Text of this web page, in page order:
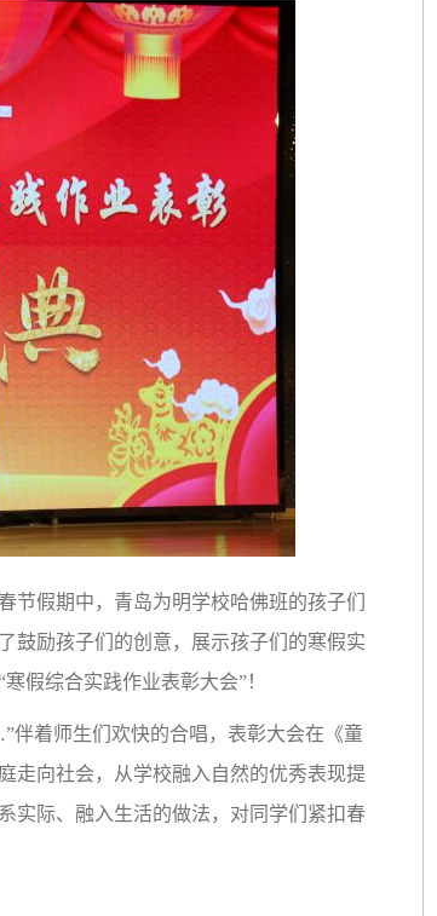
假期中，青岛为明学校哈佛班的孩子们
鼓励孩子们的创意，展示孩子们的寒假实
假综合实践作业表彰大会”！
着师生们欢快的合唱，表彰大会在《童
走向社会，从学校融入自然的优秀表现提
实际、融入生活的做法，对同学们紧扣春